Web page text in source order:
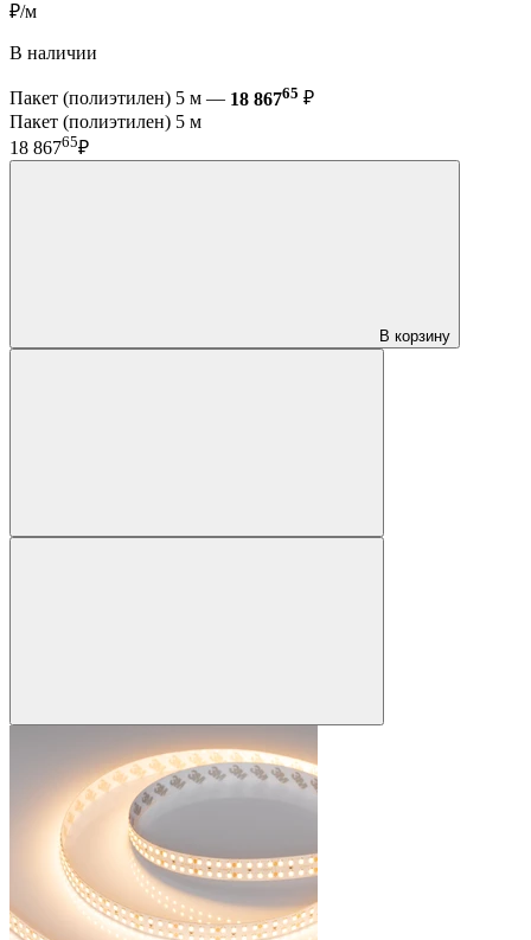
₽/м
В наличии
Пакет (полиэтилен) 5 м — 18 86765 ₽
Пакет (полиэтилен) 5 м
18 86765₽
В корзину